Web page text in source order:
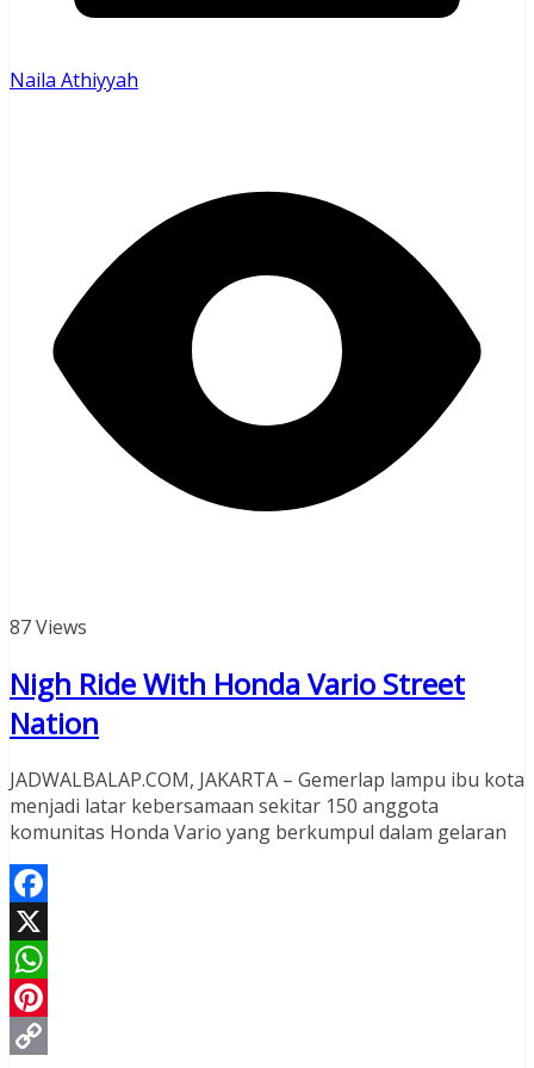
Naila Athiyyah
87 Views
Nigh Ride With Honda Vario Street
Nation
JADWALBALAP.COM, JAKARTA – Gemerlap lampu ibu kota
menjadi latar kebersamaan sekitar 150 anggota
komunitas Honda Vario yang berkumpul dalam gelaran
Facebook
X
WhatsApp
Pinterest